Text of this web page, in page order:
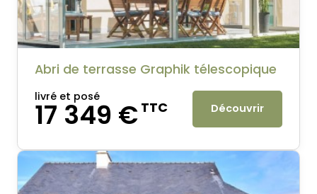
Abri de terrasse Graphik télescopique
livré et posé
17 349 €TTC Découvrir